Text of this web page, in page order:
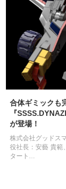
合体ギミックも
『
が登場！
株式会社グッドス
役社長：安藝 貴範
タート...